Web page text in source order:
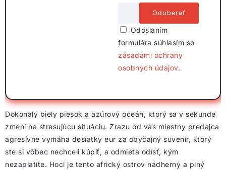
Odoslaním
formulára súhlasím so
zásadami ochrany
osobných údajov.
Dokonalý biely piesok a azúrový oceán, ktorý sa v sekunde
zmení na stresujúcu situáciu. Zrazu od vás miestny predajca
agresívne vymáha desiatky eur za obyčajný suvenír, ktorý
ste si vôbec nechceli kúpiť, a odmieta odísť, kým
nezaplatíte. Hoci je tento africký ostrov nádherný a plný